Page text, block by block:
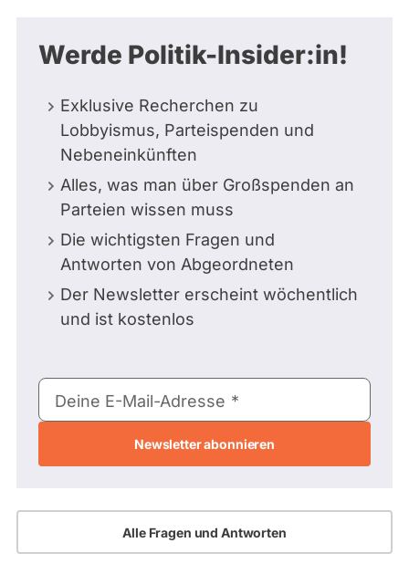
Werde Politik-Insider:in!
Exklusive Recherchen zu
Lobbyismus, Parteispenden und
Nebeneinkünften
Alles, was man über Großspenden an
Parteien wissen muss
Die wichtigsten Fragen und
Antworten von Abgeordneten
Der Newsletter erscheint wöchentlich
und ist kostenlos
E-
Mail-
Deine E-Mail-Adresse
Alle Fragen und Antworten